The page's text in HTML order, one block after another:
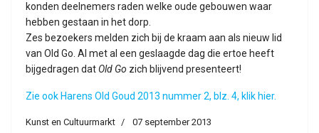
konden deelnemers raden welke oude gebouwen waar
hebben gestaan in het dorp.
Zes bezoekers melden zich bij de kraam aan als nieuw lid
van Old Go. Al met al een geslaagde dag die ertoe heeft
bijgedragen datOld Go zich blijvend presenteert!
Zie ook Harens Old Goud 2013 nummer 2, blz. 4, klik hier.
Kunst en Cultuurmarkt 07 september 2013